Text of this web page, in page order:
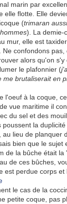
marin par
elle flotte. Elle
(trimaran aussi
). La demie-
mur, elle est
Ne confondons
alors qu'on
le plafonnier (
me brutaliserait en
l'oeuf à la coque,
vue maritime il
du sel et des
poussent la
au lieu de planquer
bien que le sujet
de la bûche était la
de ces bûches,
est perdue corps et
le cas de la
petite coque, pas